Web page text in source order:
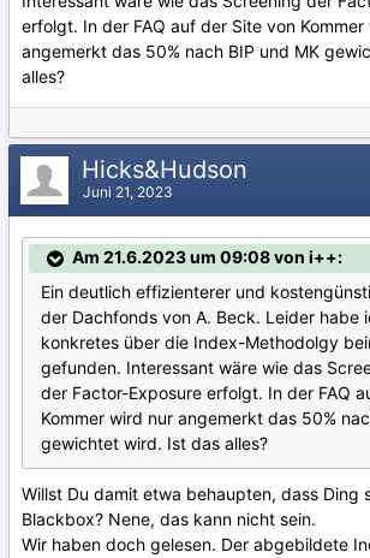
erfolgt. In der FAQ auf der Site von Kommer
angemerkt das 50% nach BIP und MK
alles?
Hicks&Hudson
Juni 21, 2023
Am 21.6.2023 um 09:08 von i++:
Ein deutlich effizienterer und
der Dachfonds von A. Beck. Leider habe
konkretes über die Index-Methodolgy
gefunden. Interessant wäre wie das
der Factor-Exposure erfolgt. In der FAQ
Kommer wird nur angemerkt das 50%
gewichtet wird. Ist das alles?
Willst Du damit etwa behaupten, dass Ding
Blackbox? Nene, das kann nicht sein.
Wir haben doch gelesen. Der abgebildete